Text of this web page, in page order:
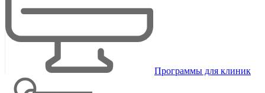
Программы для клиник